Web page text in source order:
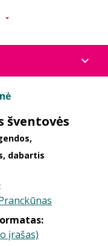
šventovės
dabartis
įrašas)